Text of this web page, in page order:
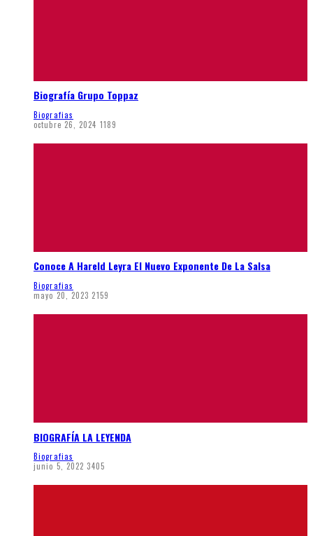
Biografía Grupo Toppaz
Biografias
octubre 26, 2024 1189
Conoce A Hareld Leyra El Nuevo Exponente De La Salsa
Biografias
mayo 20, 2023 2159
BIOGRAFÍA LA LEYENDA
Biografias
junio 5, 2022 3405